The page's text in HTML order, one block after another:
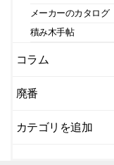
メーカーのカタログ
積み木手帖
コラム
廃番
カテゴリを追加